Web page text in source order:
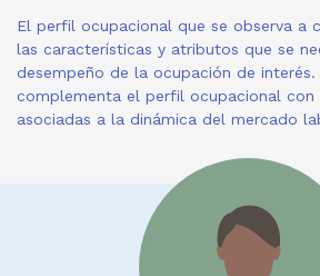
El perfil ocupacional que se observa a
las características y atributos que se
desempeño de la ocupación de interés.
complementa el perfil ocupacional con
asociadas a la dinámica del mercado